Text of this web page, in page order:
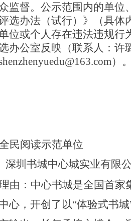
监督。公示范围内的单
选办法（试行）》（具体
位或个人存在违法违规行
办公室反映（联系人：许
m）
民阅读示范单位
深圳书城中心城实业有限
由：中心书城是全国首
心，开创了 以“体验式书城